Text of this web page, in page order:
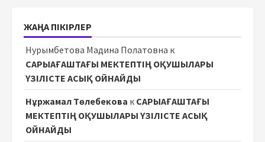
ЖАҢА ПІКІРЛЕР
Нурымбетова Мадина Полатовна к
САРЫАҒАШТАҒЫ МЕКТЕПТІҢ ОҚУШЫЛАРЫ
ҮЗІЛІСТЕ АСЫҚ ОЙНАЙДЫ
Нұржамал Төлебекова к САРЫАҒАШТАҒЫ
МЕКТЕПТІҢ ОҚУШЫЛАРЫ ҮЗІЛІСТЕ АСЫҚ
ОЙНАЙДЫ